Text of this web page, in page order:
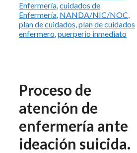
Enfermería,cuidados de
Enfermería, NANDA/NIC/NOC,
plan de cuidados,plan de cuidados
enfermero,puerperio inmediato
Proceso de
atención de
enfermería ante
ideación suicida.